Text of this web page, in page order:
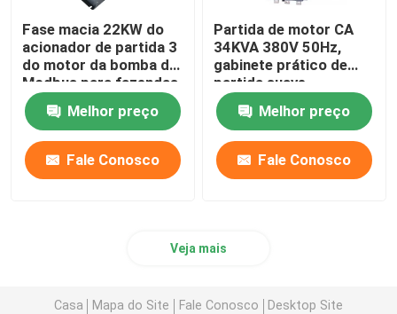
Fase macia 22KW do
acionador de partida 3
do motor da bomba de
Modbus para fazendas
de criação
Melhor preço
Fale Conosco
Partida de motor CA
34KVA 380V 50Hz,
gabinete prático de
partida suave
Melhor preço
Fale Conosco
Veja mais
Casa Mapa do Site Fale Conosco Desktop Site